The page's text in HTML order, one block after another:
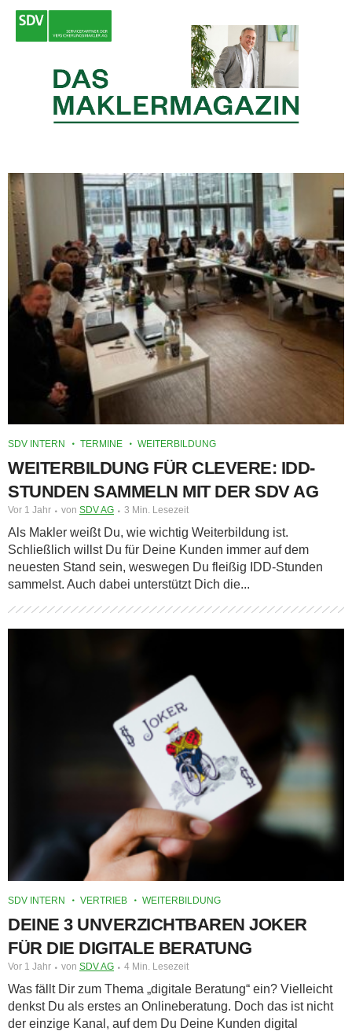
SDV INTERN TERMINE WEITERBILDUNG
WEITERBILDUNG FÜR CLEVERE: IDD-
STUNDEN SAMMELN MIT DER SDV AG
Vor 1 Jahr von SDV AG 3 Min. Lesezeit
Als Makler weißt Du, wie wichtig Weiterbildung ist.
Schließlich willst Du für Deine Kunden immer auf dem
neuesten Stand sein, weswegen Du fleißig IDD-Stunden
sammelst. Auch dabei unterstützt Dich die...
SDV INTERN VERTRIEB WEITERBILDUNG
DEINE 3 UNVERZICHTBAREN JOKER
FÜR DIE DIGITALE BERATUNG
Vor 1 Jahr von SDV AG 4 Min. Lesezeit
Was fällt Dir zum Thema „digitale Beratung“ ein? Vielleicht
denkst Du als erstes an Onlineberatung. Doch das ist nicht
der einzige Kanal, auf dem Du Deine Kunden digital